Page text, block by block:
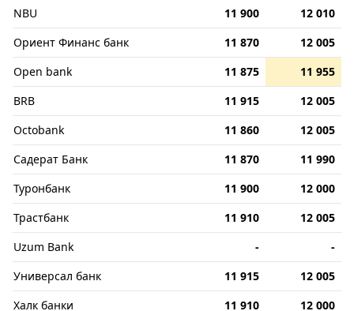
NBU
11 900
12 010
Ориент Финанс банк
11 870
12 005
Open bank
11 875
11 955
BRB
11 915
12 005
Octobank
11 860
12 005
Садерат Банк
11 870
11 990
Туронбанк
11 900
12 000
Трастбанк
11 910
12 005
Uzum Bank
-
-
Универсал банк
11 915
12 005
Халк банки
11 910
12 000